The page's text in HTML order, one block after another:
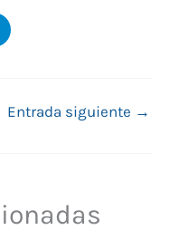
Entrada siguiente →